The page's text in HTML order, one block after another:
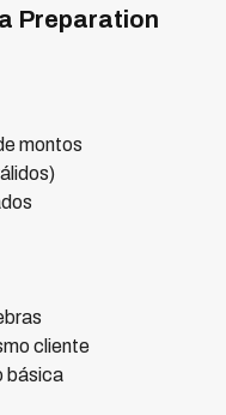
Preparation
montos
cliente
básica